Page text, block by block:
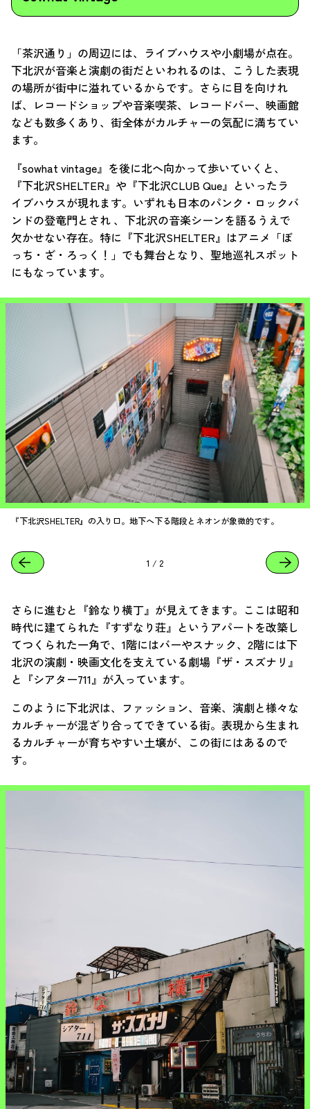
「茶沢通り」の周辺には、ライブハウスや小劇場が点在。
下北沢が音楽と演劇の街だといわれるのは、こうした表現
の場所が街中に溢れているからです。さらに目を向けれ
ば、レコードショップや音楽喫茶、レコードバー、映画館
なども数多くあり、街全体がカルチャーの気配に満ちてい
ます。
『sowhat vintage』を後に北へ向かって歩いていくと、
『下北沢SHELTER』や『下北沢CLUB Que』といったラ
イブハウスが現れます。いずれも日本のパンク・ロックバ
ンドの登竜門とされ 、下北沢の音楽シーンを語るうえで
欠かせない存在。特に『下北沢SHELTER』はアニメ「ぼ
っち・ざ・ろっく！」でも舞台となり、聖地巡礼スポット
にもなっています。
『下北沢SHELTER』の入り口。地下へ下る階段とネオンが象徴的です。
1 / 2
さらに進むと『鈴なり横丁』が見えてきます。ここは昭和
時代に建てられた『すずなり荘』というアパートを改築し
てつくられた一角で、1階にはバーやスナック、2階には下
北沢の演劇・映画文化を支えている劇場『ザ・スズナリ』
と『シアター711』が入っています。
このように下北沢は、ファッション、音楽、演劇と様々な
カルチャーが混ざり合ってできている街。表現から生まれ
るカルチャーが育ちやすい土壌が、この街にはあるので
す。